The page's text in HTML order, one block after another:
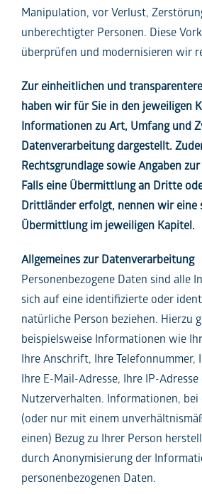
Manipulation, vor Verlust,
unberechtigter Personen. Diese
überprüfen und modernisieren wir
Zur einheitlichen und
haben wir für Sie in den jeweiligen
Informationen zu Art, Umfang und
Datenverarbeitung dargestellt.
Rechtsgrundlage sowie Angaben
Falls eine Übermittlung an Dritte
Drittländer erfolgt, nennen wir eine
Übermittlung im jeweiligen Kapitel.
Allgemeines zur Datenverarbeitung
Personenbezogene Daten sind alle
sich auf eine identifizierte oder
natürliche Person beziehen. Hierzu
beispielsweise Informationen wie
Ihre Anschrift, Ihre Telefonnummer,
Ihre E-Mail-Adresse, Ihre IP-
Nutzerverhalten. Informationen,
(oder nur mit einem
einen) Bezug zu Ihrer Person
durch Anonymisierung der
personenbezogenen Daten.